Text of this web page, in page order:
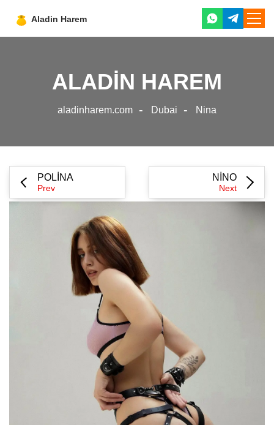
ALADIN HAREM
aladinharem.com Dubai Nina
POLINA
Prev
NINO
Next